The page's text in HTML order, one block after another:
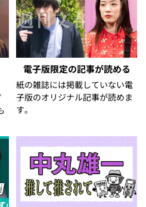
電子版限定の記事が読める
紙の雑誌には掲載していない電
子版のオリジナル記事が読めま
す。